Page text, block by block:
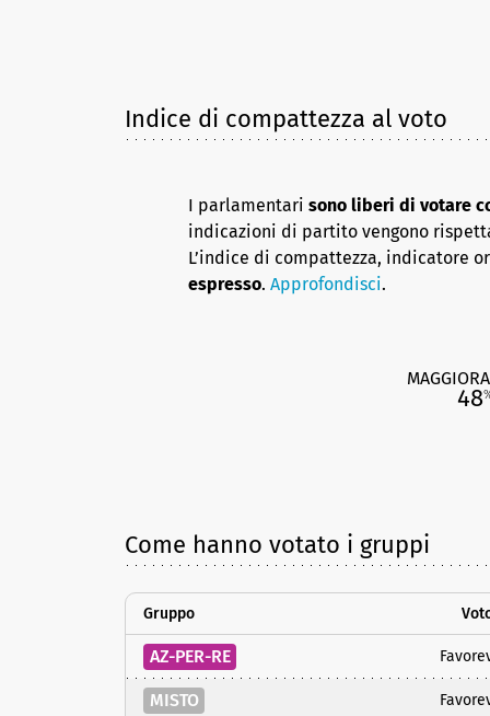
Indice di compattezza al voto
I parlamentari sono liberi di votare
indicazioni di partito vengono
L’indice di compattezza, indicatore
espresso. Approfondisci.
48
Come hanno votato i gruppi
Gruppo
AZ-PER-RE
MISTO